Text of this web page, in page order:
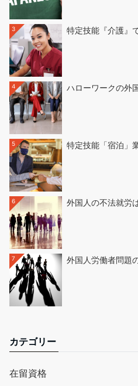
3 特定技能『介護』
4 ハローワークの外
5 特定技能「宿泊」
6 外国人の不法就労
7 外国人労働者問題
カテゴリー
在留資格